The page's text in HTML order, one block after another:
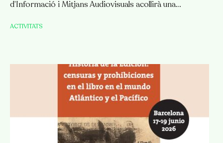
d’Informació i Mitjans Audiovisuals acollirà una…
ACTIVITATS